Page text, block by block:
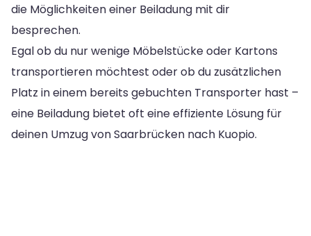
die Möglichkeiten einer Beiladung mit dir
besprechen.
Egal ob du nur wenige Möbelstücke oder Kartons
transportieren möchtest oder ob du zusätzlichen
Platz in einem bereits gebuchten Transporter hast –
eine Beiladung bietet oft eine effiziente Lösung für
deinen Umzug von Saarbrücken nach Kuopio.